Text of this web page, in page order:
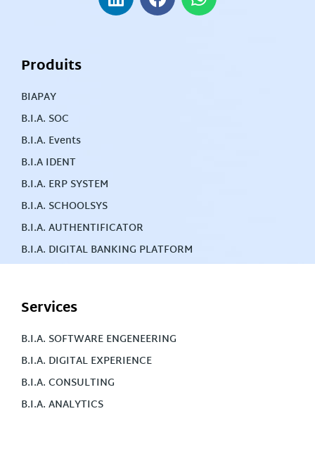
Produits
BIAPAY
B.I.A. SOC
B.I.A. Events
B.I.A IDENT
B.I.A. ERP SYSTEM
B.I.A. SCHOOLSYS
B.I.A. AUTHENTIFICATOR
B.I.A. DIGITAL BANKING PLATFORM
Services
B.I.A. SOFTWARE ENGENEERING
B.I.A. DIGITAL EXPERIENCE
B.I.A. CONSULTING
B.I.A. ANALYTICS